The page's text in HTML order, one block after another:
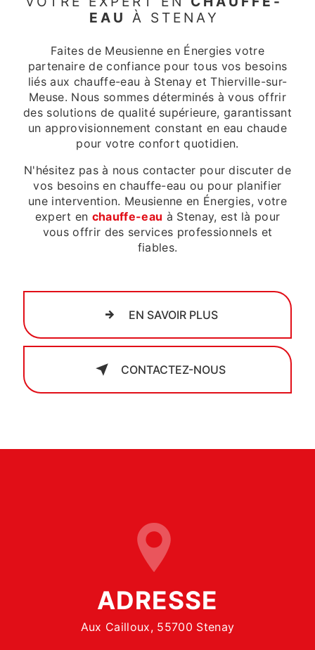
EAU À STENAY
Faites de Meusienne en Énergies votre
partenaire de confiance pour tous vos besoins
liés aux chauffe-eau à Stenay et Thierville-sur-
Meuse. Nous sommes déterminés à vous offrir
des solutions de qualité supérieure, garantissant
un approvisionnement constant en eau chaude
pour votre confort quotidien.
N'hésitez pas à nous contacter pour discuter de
vos besoins en chauffe-eau ou pour planifier
une intervention. Meusienne en Énergies, votre
expert en chauffe-eau à Stenay, est là pour
vous offrir des services professionnels et
fiables.
EN SAVOIR PLUS
CONTACTEZ-NOUS
ADRESSE
Aux Cailloux, 55700 Stenay